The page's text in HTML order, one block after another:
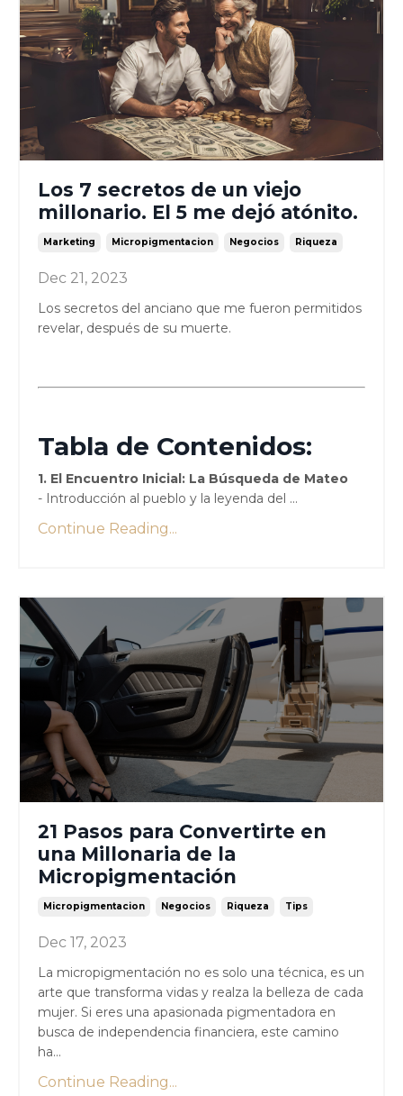
Los 7 secretos de un viejo
millonario. El 5 me dejó atónito.
Marketing Micropigmentacion Negocios Riqueza
Dec 21, 2023
Los secretos del anciano que me fueron permitidos
revelar, después de su muerte.
Tabla de Contenidos:
1. El Encuentro Inicial: La Búsqueda de Mateo
- Introducción al pueblo y la leyenda del ...
Continue Reading...
21 Pasos para Convertirte en
una Millonaria de la
Micropigmentación
Micropigmentacion Negocios Riqueza Tips
Dec 17, 2023
La micropigmentación no es solo una técnica, es un
arte que transforma vidas y realza la belleza de cada
mujer. Si eres una apasionada pigmentadora en
busca de independencia financiera, este camino
ha...
Continue Reading...